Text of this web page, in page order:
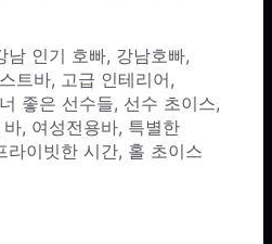
남 인기 호빠, 강남호빠,
트바, 고급 인테리어,
좋은 선수들, 선수 초이스,
바, 여성전용바, 특별한
라이빗한 시간, 홀 초이스